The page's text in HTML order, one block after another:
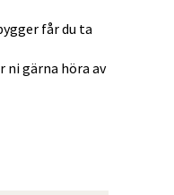
får du ta
ni gärna höra av